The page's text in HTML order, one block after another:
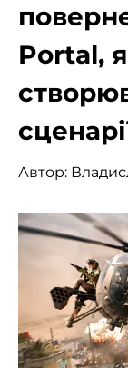
Portal,
Автор: